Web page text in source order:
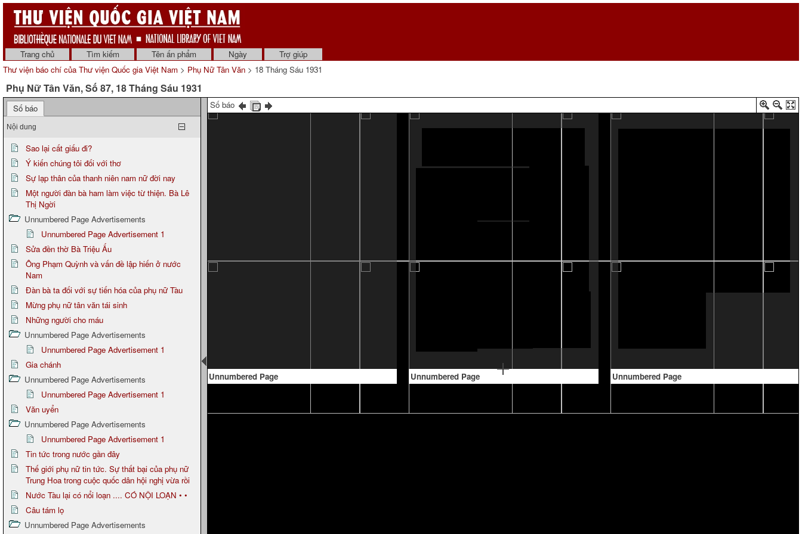
Trang chủ Tìm kiếm Tên ấn phẩm Ngày
Trợ giúp
Thư viện báo chí của Thư viện Quốc gia Việt Nam > Phụ Nữ Tân Văn > 18 Tháng Sáu 1931
Phụ Nữ Tân Văn, Số 87, 18 Tháng Sáu 1931
Số báo
Nội dung
Sao lại cất giấu đi?
Ý kiến chúng tôi đối với thơ
Sự lạp thân của thanh niên nam nữ đời nay
Một người đàn bà ham làm việc từ thiện. Bà Lê
Thị Ngời
Unnumbered Page Advertisements
Unnumbered Page Advertisement 1
Sửa đền thờ Bà Triệu Ấu
Ông Phạm Quỳnh và vấn đề lập hiến ở nước
Nam
Đàn bà ta đối với sự tiến hóa của phụ nữ Tàu
Mừng phụ nữ tân văn tái sinh
Những người cho máu
Unnumbered Page Advertisements
Unnumbered Page Advertisement 1
Gia chánh
Unnumbered Page Advertisements
Unnumbered Page Advertisement 1
Văn uyển
Unnumbered Page Advertisements
Unnumbered Page Advertisement 1
Tin tức trong nước gần đây
Thế giới phụ nữ tin tức. Sự thất bại của phụ nữ
Trung Hoa trong cuộc quốc dân hội nghị vừa rồi
Nước Tàu lại có nổi loạn .... CÓ NỘI LOẠN • •
Câu tám lọ
Unnumbered Page Advertisements
Số báo
Unnumbered Page Unnumbered Page Unnumbered Page Unnumbered Page